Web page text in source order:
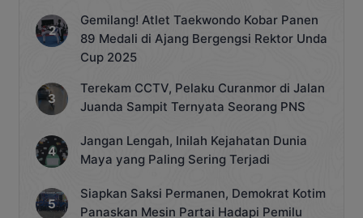
Gemilang! Atlet Taekwondo Kobar Panen
89 Medali di Ajang Bergengsi Rektor Unda
Cup 2025
Terekam CCTV, Pelaku Curanmor di Jalan
Juanda Sampit Ternyata Seorang PNS
Jangan Lengah, Inilah Kejahatan Dunia
Maya yang Paling Sering Terjadi
Siapkan Saksi Permanen, Demokrat Kotim
Panaskan Mesin Partai Hadapi Pemilu